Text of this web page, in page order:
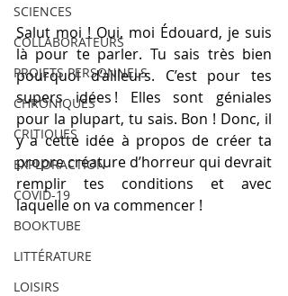
SCIENCES
COLLABORATEURS
PROJETS PERSONNELS
CHRONIQUES
CRITIQUES
EXPLORACTION
COVID-19
BOOKTUBE
LITTÉRATURE
LOISIRS
Salut moi ! Oui, moi Édouard, je suis
là pour te parler. Tu sais très bien
pourquoi d’ailleurs. C’est pour tes
supers idées ! Elles sont géniales
pour la plupart, tu sais. Bon ! Donc, il
y a cette idée à propos de créer ta
propre créature d’horreur qui devrait
remplir tes conditions et avec
laquelle on va commencer !